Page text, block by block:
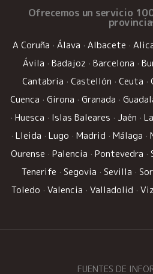
Ofrecemos un servicio
A Coruña · Álava · Albacete ·
Ávila · Badajoz · Barcelona ·
Cantabria · Castellón · Ceuta ·
Cuenca · Girona · Granada ·
· Huesca · Islas Baleares · Jaén ·
· Lleida · Lugo · Madrid · Málaga ·
Ourense · Palencia · Pontevedra ·
Tenerife · Segovia · Sevilla ·
Toledo · Valencia · Valladolid ·
FUENTES DE